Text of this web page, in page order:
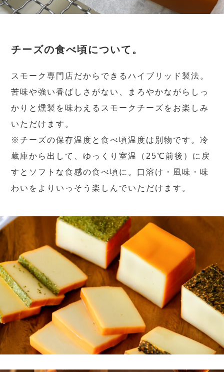
チーズの食べ頃について。
スモーク専門店だからできるハイブリッド製法。
苦味や強い香ばしさがない、まろやかながらしっ
かりと燻製を味わえるスモークチーズをお楽しみ
いただけます。
※チーズの保存温度と食べ頃温度は別物です。冷
蔵庫から出して、ゆっくり室温（25℃前後）に戻
すとソフトな食感の食べ頃に。口溶け・風味・味
わいをよりいっそう楽しんでいただけます。